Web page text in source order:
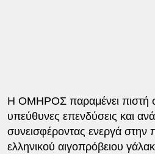
Η ΟΜΗΡΟΣ παραμένει πιστή
υπεύθυνες επενδύσεις και
συνεισφέροντας ενεργά
ελληνικού αιγοπρόβειου